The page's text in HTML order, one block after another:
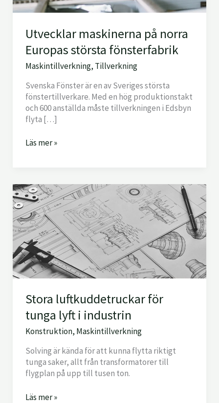
Utvecklar maskinerna på norra
Europas största fönsterfabrik
Maskintillverkning, Tillverkning
Svenska Fönster är en av Sveriges största
fönstertillverkare. Med en hög produktionstakt
och 600 anställda måste tillverkningen i Edsbyn
flyta […]
Läs mer »
Stora luftkuddetruckar för
tunga lyft i industrin
Konstruktion, Maskintillverkning
Solving är kända för att kunna flytta riktigt
tunga saker, allt från transformatorer till
flygplan på upp till tusen ton.
Stora
luftkuddetruckar
för
tunga
lyft
i
industrin
Läs mer »